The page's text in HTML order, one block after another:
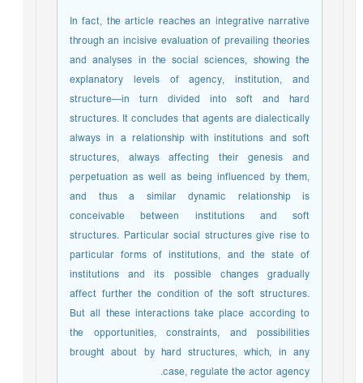
In fact, the article reaches an integrative narrative
through an incisive evaluation of prevailing theories
and analyses in the social sciences, showing the
explanatory levels of agency, institution, and
structure—in turn divided into soft and hard
structures. It concludes that agents are dialectically
always in a relationship with institutions and soft
structures, always affecting their genesis and
perpetuation as well as being influenced by them,
and thus a similar dynamic relationship is
conceivable between institutions and soft
structures. Particular social structures give rise to
particular forms of institutions, and the state of
institutions and its possible changes gradually
affect further the condition of the soft structures.
But all these interactions take place according to
the opportunities, constraints, and possibilities
brought about by hard structures, which, in any
case, regulate the actor agency.